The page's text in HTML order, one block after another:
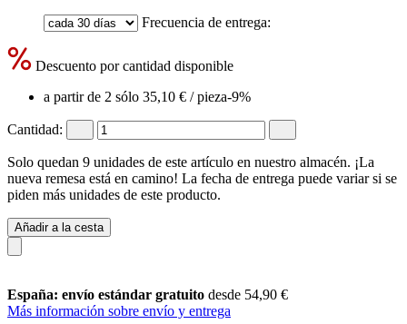
Frecuencia de entrega:
Descuento por cantidad disponible
a partir de 2 sólo 35,10 € / pieza-9%
Cantidad:
Solo quedan 9 unidades de este artículo en nuestro almacén. ¡La
nueva remesa está en camino! La fecha de entrega puede variar si se
piden más unidades de este producto.
Añadir a la cesta
España: envío estándar gratuito desde 54,90 €
Más información sobre envío y entrega